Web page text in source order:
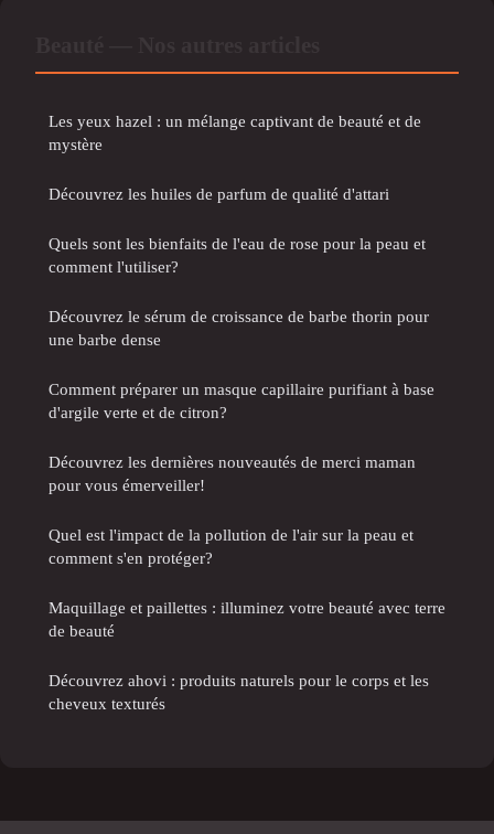
Les yeux hazel : un mélange captivant de beauté et de
mystère
Découvrez les huiles de parfum de qualité d'attari
Quels sont les bienfaits de l'eau de rose pour la peau et
comment l'utiliser?
Découvrez le sérum de croissance de barbe thorin pour
une barbe dense
Comment préparer un masque capillaire purifiant à base
d'argile verte et de citron?
Découvrez les dernières nouveautés de merci maman
pour vous émerveiller!
Quel est l'impact de la pollution de l'air sur la peau et
comment s'en protéger?
Maquillage et paillettes : illuminez votre beauté avec terre
de beauté
Découvrez ahovi : produits naturels pour le corps et les
cheveux texturés